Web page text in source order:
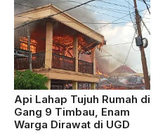
Api Lahap Tujuh Rumah di
Gang 9 Timbau, Enam
Warga Dirawat di UGD